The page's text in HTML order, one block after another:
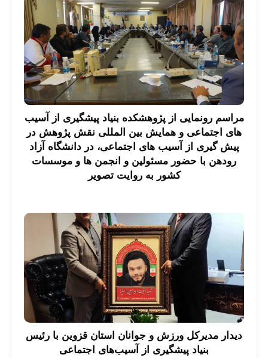
مراسم رونمایی از پژوهشکده بنیاد پیشگیری از آسیب
های اجتماعی و همایش بین المللی نقش پژوهش در
پیش گیری از آسیب های اجتماعی، در دانشگاه آزاد
رودهن با حضور مسئولین و انجمن ها و موسسات
کشور به روایت تصویر
دیدار مدیرکل ورزش و جوانان استان قزوین با رئیس
بنیاد پیشگیری از آسیب‌های اجتماعی